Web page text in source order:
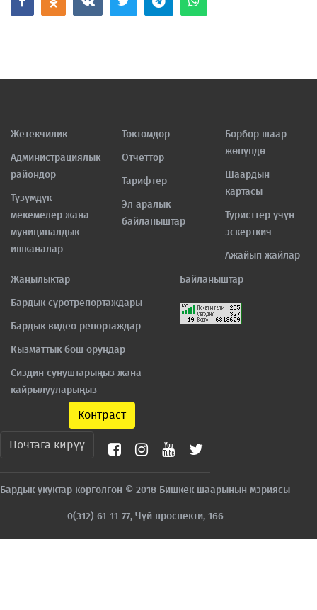
Жетекчилик
Администрациялык
райондор
Түзүмдүк
мекемелер жана
муниципалдык
ишканалар
Токтомдор
Отчёттор
Тарифтер
Эл аралык
байланыштар
Борбор шаар
жөнүндө
Шаардын
картасы
Туристтер үчүн
эскерткич
Ажайып жайлар
Жаңылыктар
Бардык сүрөтрепортаждары
Бардык видео репортаждар
Кызматтык бош орундар
Сиздин сунуштарыңыз жана
кайрылууларыңыз
Байланыштар
Контраст
Почтага кирүү
Бардык укуктар корголгон © 2018 Бишкек шаарынын мэриясы
0(312) 61-11-77, Чүй проспекти, 166